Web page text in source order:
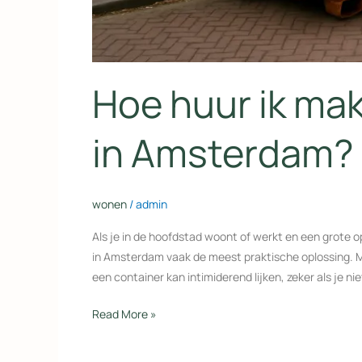
Hoe huur ik
in Amsterdam?
wonen /admin
Als je in de hoofdstad woont of werkt en een grote
in Amsterdam vaak de meest praktische oplossing.
een container kan intimiderend lijken, zeker als je
Read More »